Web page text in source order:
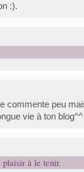
:).
commente peu
vie à ton blog^^
plaisir à le tenir.